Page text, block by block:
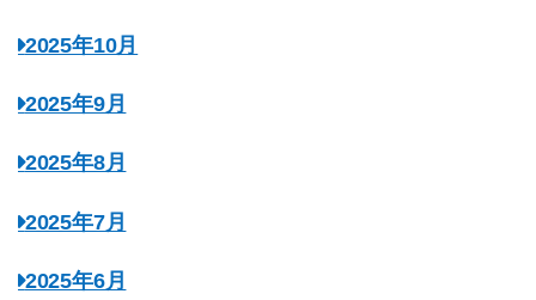
2025年10月
2025年9月
2025年8月
2025年7月
2025年6月